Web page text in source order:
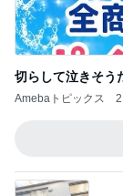
切らして泣きそう
Amebaトピックス